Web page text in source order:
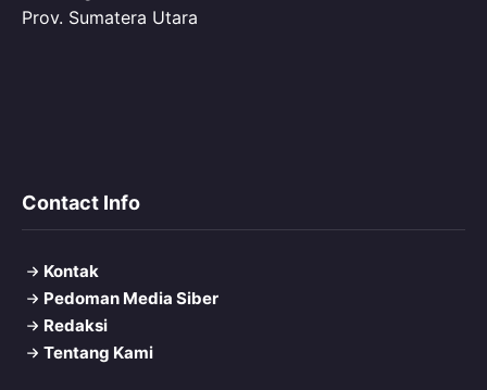
Prov. Sumatera Utara
Contact Info
Kontak
Pedoman Media Siber
Redaksi
Tentang Kami